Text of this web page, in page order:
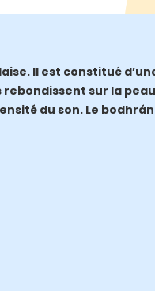
Il est constitué
sur la
du son. Le